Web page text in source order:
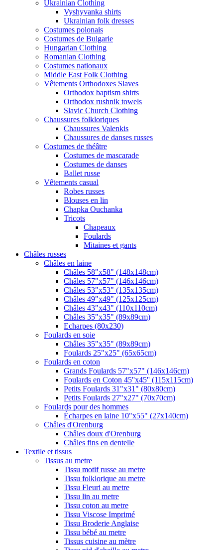
Ukrainian Clothing
Vyshyvanka shirts
Ukrainian folk dresses
Costumes polonais
Costumes de Bulgarie
Hungarian Clothing
Romanian Clothing
Costumes nationaux
Middle East Folk Clothing
Vêtements Orthodoxes Slaves
Orthodox baptism shirts
Orthodox rushnik towels
Slavic Church Clothing
Chaussures folkloriques
Chaussures Valenkis
Chaussures de danses russes
Costumes de théâtre
Costumes de mascarade
Costumes de danses
Ballet russe
Vêtements casual
Robes russes
Blouses en lin
Chapka Ouchanka
Tricots
Chapeaux
Foulards
Mitaines et gants
Châles russes
Châles en laine
Châles 58"x58" (148x148cm)
Châles 57"x57" (146x146cm)
Châles 53"x53" (135x135cm)
Châles 49"x49" (125x125cm)
Châles 43"x43" (110x110cm)
Châles 35"x35" (89x89cm)
Echarpes (80х230)
Foulards en soie
Châles 35"x35" (89x89cm)
Foulards 25"x25" (65x65cm)
Foulards en coton
Grands Foulards 57"x57" (146x146cm)
Foulards en Coton 45''x45'' (115x115cm)
Petits Foulards 31"x31" (80x80cm)
Petits Foulards 27"x27" (70x70cm)
Foulards pour des hommes
Écharpes en laine 10"x55" (27x140cm)
Châles d'Orenburg
Châles doux d'Orenburg
Châles fins en dentelle
Textile et tissus
Tissus au metre
Tissu motif russe au metre
Tissu folklorique au metre
Tissu Fleuri au metre
Tissu lin au metre
Tissu coton au metre
Tissu Viscose Imprimé
Tissu Broderie Anglaise
Tissu bébé au metre
Tissus cuisine au mètre